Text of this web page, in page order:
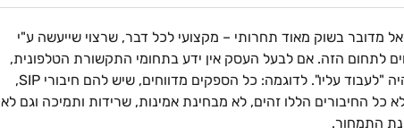
מדובר בשוק מאוד תחרותי – מקצועי לכל דבר, שרצוי שייעשה ע"י
לתחום הזה. אם לבעל העסק אין ידע בתחומי התקשורת הטלפונית,
קל יהיה "לעבוד עליו". לדוגמה: כל הספקים מדווחים, שיש להם חיבורי SIP,
כל החיבורים הללו זהים, לא מבחינת אמינות, שרידות ותמיכה וגם לא
התמחור.